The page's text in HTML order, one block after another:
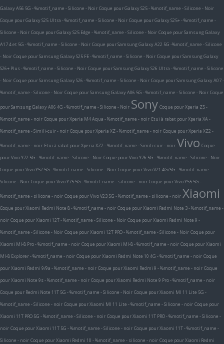
Galaxy A56 5G - %motif_name - Silicone - Noir Coque pour Galaxy S25 - %motif_name - Silicone - Noir
Coque pour Galaxy S25 Ultra - %motif_name - Silicone - Noir Coque pour Galaxy S25+ - %motif_name -
Silicone - Noir Coque pour Galaxy S25 Edge - %motif_name - Silicone - Noir Coque pour Samsung Galaxy
A17 4 et 5G - %motif_name - Silicone - Noir Coque pour Samsung Galaxy A22 5G -%motif_name - Silicone
- Noir Coque pour Samsung Galaxy S25 FE - %motif_name - Silicone - Noir Coque pour Samsung Galaxy
S26+ Plus - %motif_name - Silicone - Noir Coque pour Samsung Galaxy S26 Ultra - %motif_name - Silicone
- Noir Coque pour Samsung Galaxy S26 - %motif_name - Silicone - Noir Coque pour Samsung Galaxy A07 -
%motif_name - Silicone - Noir Coque pour Samsung Galaxy A06 5G - %motif_name - Silicone - Noir Coque
pour Samsung Galaxy A06 4G - %motif_name - Silicone - Noir Sony Coque pour Xperia Z5 -
%motif_name - noir Coque pour Xperia M4 Aqua - %motif_name - noir Etui à rabat pour Xperia XA -
%motif_name - Simili-cuir - noir Coque pour Xperia XZ - %motif_name - noir Coque pour Xperia XZ2 -
%motif_name - noir Etui à rabat pour Xperia XZ2 - %motif_name - Simili-cuir - noir Vivo Coque
pour Vivo Y72 5G - %motif_name - Silicone - Noir Coque pour Vivo Y76 5G - %motif_name - Silicone - Noir
Coque pour Vivo Y52 5G - %motif_name - Silicone - Noir Coque pour Vivo V21 4G/5G - %motif_name -
Silicone - Noir Coque pour Vivo Y75 5G - %motif_name - silicone - noir Coque pour Vivo Y55 5G -
%motif_name - silicone - noir Coque pour Vivo V23 5G - %motif_name - silicone - noir Xiaomi
Coque pour Xiaomi Redmi Note 8 - %motif_name - noir Coque pour Xiaomi Redmi Note 3 - %motif_name -
noir Coque pour Xiaomi 12T - %motif_name - Silicone - Noir Coque pour Xiaomi Redmi Note 9 -
%motif_name - Silicone - Noir Coque pour Xiaomi 12T PRO - %motif_name - Silicone - Noir Coque pour
Xiaomi MI-8 Pro - %motif_name - noir Coque pour Xiaomi MI-8 - %motif_name - noir Coque pour Xiaomi
MI-8 Explorer - %motif_name - noir Coque pour Xiaomi Redmi Note 10 4G - %motif_name - noir Coque
pour Xiaomi Redmi 9/9a - %motif_name - noir Coque pour Xiaomi Redmi 9 - %motif_name - noir Coque
pour Xiaomi Note 9s - %motif_name - noir Coque pour Xiaomi Redmi Note 9 Pro - %motif_name - noir
Coque pour Redmi Note 11T 5G - %motif_name - Silicone - Noir Coque pour Xiaomi MI 11 Lite 5G -
%motif_name - Silicone - noir Coque pour Xiaomi MI 11 Lite - %motif_name - Silicone - noir Coque pour
Xiaomi 11T PRO 5G - %motif_name - Silicone - noir Coque pour Xiaomi 11T PRO - %motif_name - Silicone -
noir Coque pour Xiaomi 11T 5G - %motif_name - Silicone - noir Coque pour Xiaomi 11T - %motif_name -
Silicone - noir Coque pour Xiaomi Redmi 10 - %motif_name - silicone - noir Coque pour Xiaomi Redmi